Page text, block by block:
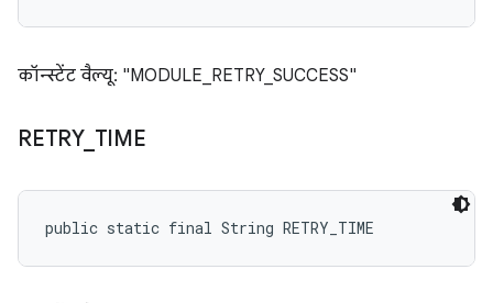
कॉन्स्टेंट वैल्यू: "MODULE_RETRY_SUCCESS"
RETRY_ TIME
public static final String RETRY_TIME